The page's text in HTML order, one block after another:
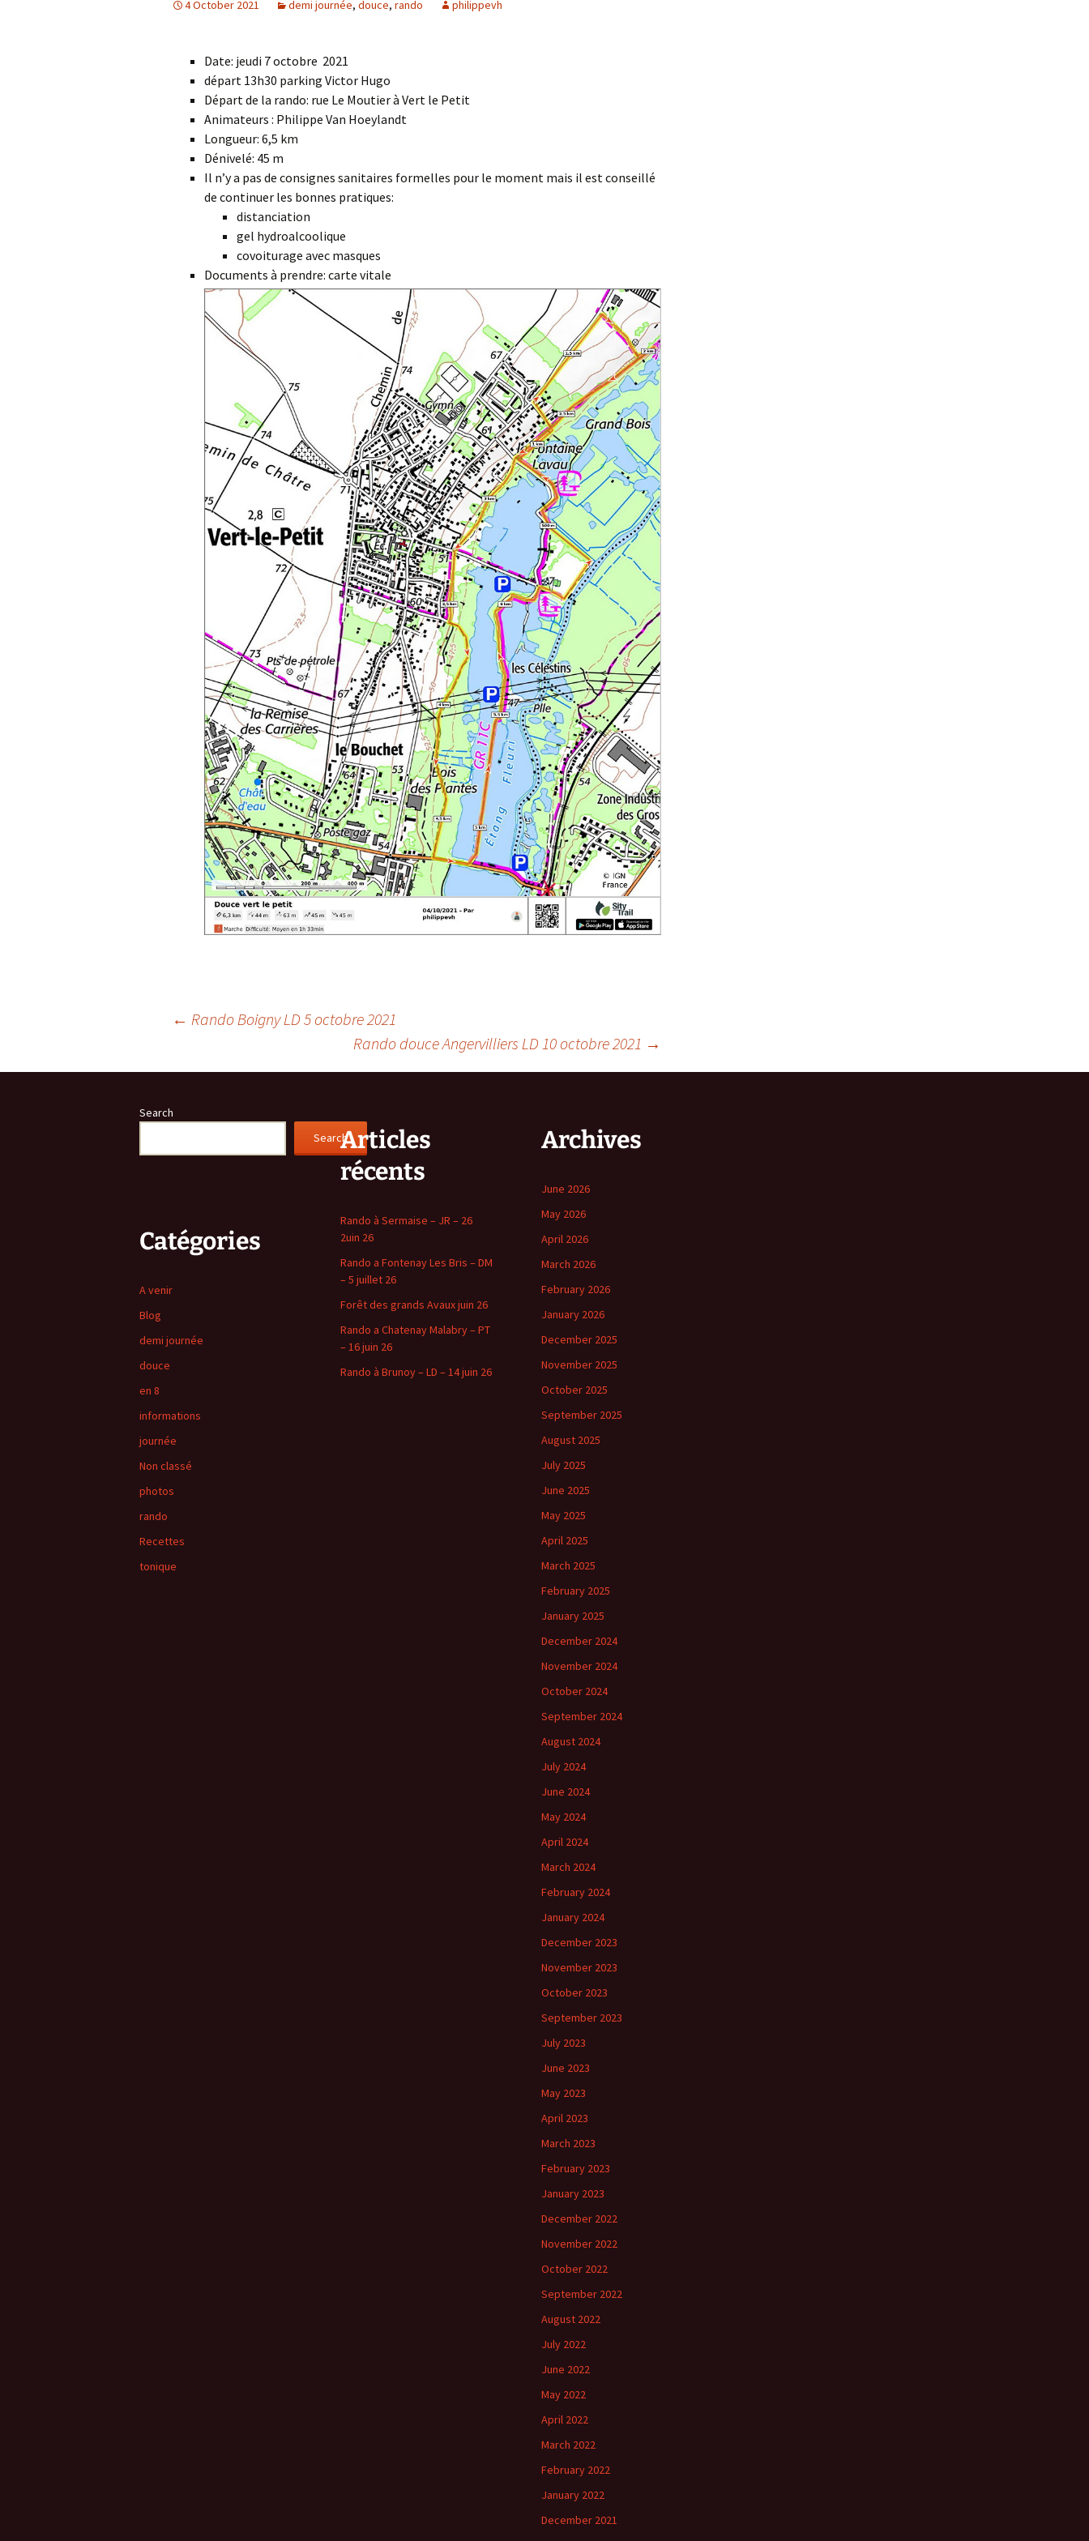
4 October 2021 demi journée, douce, rando philippevh
Date: jeudi 7 octobre 2021
départ 13h30 parking Victor Hugo
Départ de la rando: rue Le Moutier à Vert le Petit
Animateurs : Philippe Van Hoeylandt
Longueur: 6,5 km
Dénivelé: 45 m
Il n’y a pas de consignes sanitaires formelles pour le moment mais il est conseillé
de continuer les bonnes pratiques:
distanciation
gel hydroalcoolique
covoiturage avec masques
Documents à prendre: carte vitale
navigation
← Rando Boigny LD 5 octobre 2021
Rando douce Angervilliers LD 10 octobre 2021 →
Search
SearchArticles
récents
Rando à Sermaise – JR – 26
2uin 26
Rando a Fontenay Les Bris – DM
– 5 juillet 26
Forêt des grands Avaux juin 26
Rando a Chatenay Malabry – PT
– 16 juin 26
Rando à Brunoy – LD – 14 juin 26
Archives
June 2026
May 2026
April 2026
March 2026
February 2026
January 2026
December 2025
November 2025
October 2025
September 2025
August 2025
July 2025
June 2025
May 2025
April 2025
March 2025
February 2025
January 2025
December 2024
November 2024
October 2024
September 2024
August 2024
July 2024
June 2024
May 2024
April 2024
March 2024
February 2024
January 2024
December 2023
November 2023
October 2023
September 2023
July 2023
June 2023
May 2023
April 2023
March 2023
February 2023
January 2023
December 2022
November 2022
October 2022
September 2022
August 2022
July 2022
June 2022
May 2022
April 2022
March 2022
February 2022
January 2022
December 2021
Catégories
A venir
Blog
demi journée
douce
en 8
informations
journée
Non classé
photos
rando
Recettes
tonique